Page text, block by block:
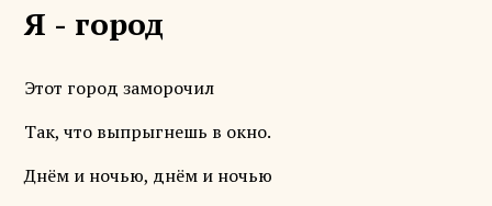
Я - город
Этот город заморочил
Так, что выпрыгнешь в окно.
Днём и ночью, днём и ночью